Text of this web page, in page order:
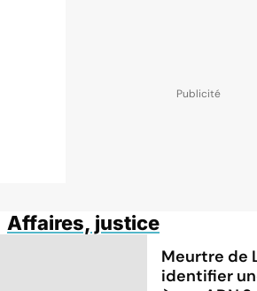
Affaires, justice
Meurtre de
identifier